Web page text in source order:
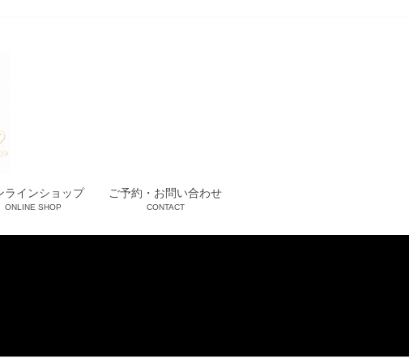
ラインショップ
ONLINE SHOP
ご予約・お問い合わせ
CONTACT